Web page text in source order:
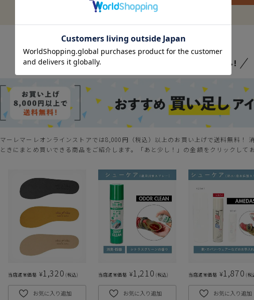
マーレマーレオンラインストアでは8,000円（税込）以上のお買い上げで送料無料！
ときにまとめ買いできる商品をご紹介します。「あと少し！」の金額をクリックして
当店通常価格 ¥1,320 税込
お気に入り追加
当店通常価格 ¥1,210 税込
お気に入り追加
当店通常価格 ¥1,870 税
お気に入り追加